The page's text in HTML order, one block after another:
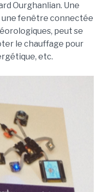
Ourghanlian. Une
fenêtre connectée
peut se
le chauffage pour
etc.